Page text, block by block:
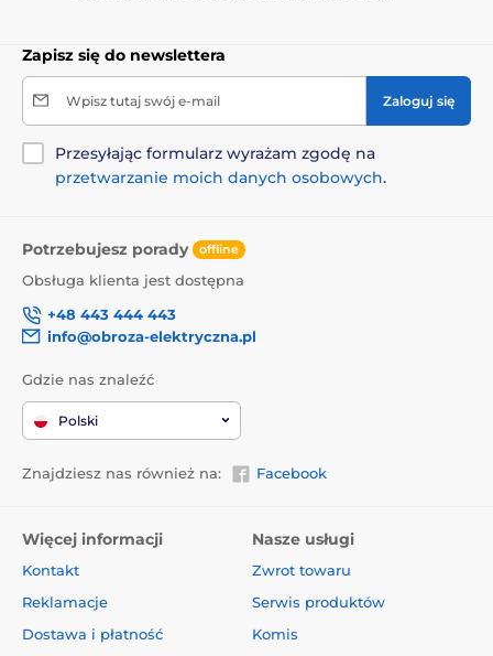
Zapisz się do newslettera
Wpisz tutaj swój e-mail Zaloguj się
Przesyłając formularz wyrażam zgodę na
przetwarzanie moich danych osobowych.
Potrzebujesz porady offline
Obsługa klienta jest dostępna
+48 443 444 443
info@obroza-elektryczna.pl
Gdzie nas znaleźć
Polski
Znajdziesz nas również na: Facebook
Więcej informacji
Kontakt
Reklamacje
Dostawa i płatność
Nasze usługi
Zwrot towaru
Serwis produktów
Komis